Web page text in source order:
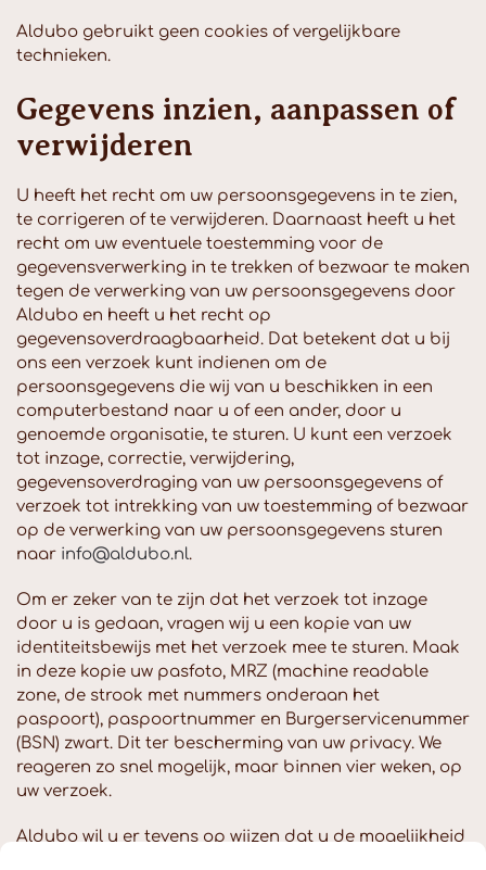
Aldubo gebruikt geen cookies of vergelijkbare
technieken.
Gegevens inzien, aanpassen of
verwijderen
U heeft het recht om uw persoonsgegevens in te zien,
te corrigeren of te verwijderen. Daarnaast heeft u het
recht om uw eventuele toestemming voor de
gegevensverwerking in te trekken of bezwaar te maken
tegen de verwerking van uw persoonsgegevens door
Aldubo en heeft u het recht op
gegevensoverdraagbaarheid. Dat betekent dat u bij
ons een verzoek kunt indienen om de
persoonsgegevens die wij van u beschikken in een
computerbestand naar u of een ander, door u
genoemde organisatie, te sturen. U kunt een verzoek
tot inzage, correctie, verwijdering,
gegevensoverdraging van uw persoonsgegevens of
verzoek tot intrekking van uw toestemming of bezwaar
op de verwerking van uw persoonsgegevens sturen
naar info@aldubo.nl.
Om er zeker van te zijn dat het verzoek tot inzage
door u is gedaan, vragen wij u een kopie van uw
identiteitsbewijs met het verzoek mee te sturen. Maak
in deze kopie uw pasfoto, MRZ (machine readable
zone, de strook met nummers onderaan het
paspoort), paspoortnummer en Burgerservicenummer
(BSN) zwart. Dit ter bescherming van uw privacy. We
reageren zo snel mogelijk, maar binnen vier weken, op
uw verzoek.
Aldubo wil u er tevens op wijzen dat u de mogelijkheid